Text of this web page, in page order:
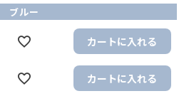
ブルー
カートに入れる
カートに入れる